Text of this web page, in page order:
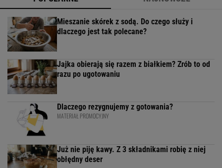
Mieszanie skórek z sodą. Do czego służy i
dlaczego jest tak polecane?
Jajka obierają się razem z białkiem? Zrób to od
razu po ugotowaniu
Dlaczego rezygnujemy z gotowania?
MATERIAŁ PROMOCYJNY
Już nie piję kawy. Z 3 składnikami robię z niej
obłędny deser